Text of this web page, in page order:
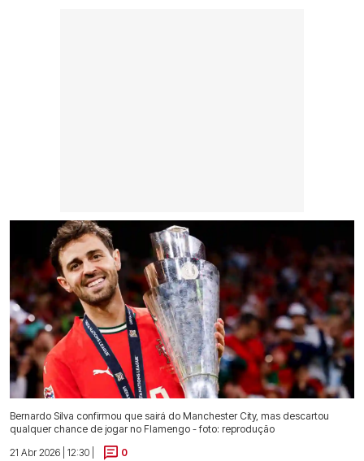
Bernardo Silva confirmou que sairá do Manchester City, mas descartou
qualquer chance de jogar no Flamengo - foto: reprodução
21 Abr 2026 | 12:30 |
0